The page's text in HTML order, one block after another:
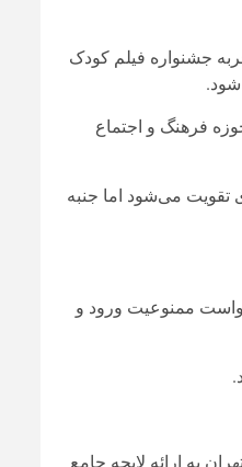
جشنواره فیلم کودک
شود.
فرهنگ و اجتماع
می‌شود اما جنبه
ممنوعیت ورود و
به ارائه لایحه جامع